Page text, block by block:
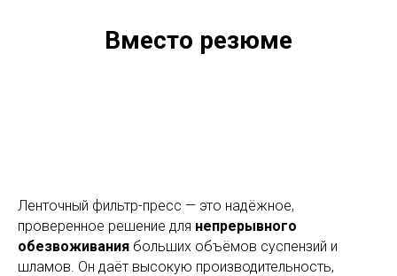
Вместо резюме
Ленточный фильтр-пресс — это надёжное,
проверенное решение для непрерывного
обезвоживания больших объёмов суспензий и
шламов. Он даёт высокую производительность,